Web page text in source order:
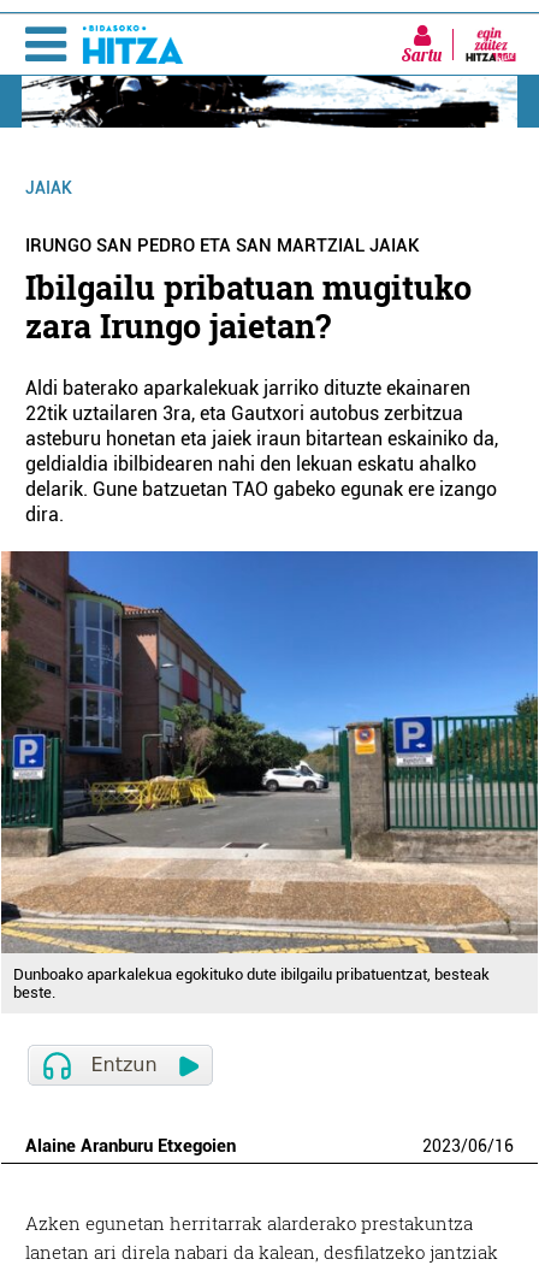
Sartu
JAIAK
IRUNGO SAN PEDRO ETA SAN MARTZIAL JAIAK
Ibilgailu pribatuan mugituko
zara Irungo jaietan?
Aldi baterako aparkalekuak jarriko dituzte ekainaren
22tik uztailaren 3ra, eta Gautxori autobus zerbitzua
asteburu honetan eta jaiek iraun bitartean eskainiko da,
geldialdia ibilbidearen nahi den lekuan eskatu ahalko
delarik. Gune batzuetan TAO gabeko egunak ere izango
dira.
Dunboako aparkalekua egokituko dute ibilgailu pribatuentzat, besteak
beste.
Alaine Aranburu Etxegoien 2023/06/16
Azken egunetan herritarrak alarderako prestakuntza
lanetan ari direla nabari da kalean, desfilatzeko jantziak